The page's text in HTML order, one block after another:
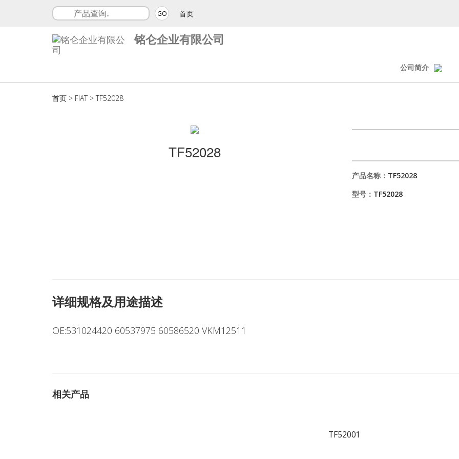
GO 首页
铭仑企业有限公司
公司简介
首页 > FIAT > TF52028
TF52028
产品名称： TF52028
型号： TF52028
详细规格及用途描述
OE:531024420 60537975 60586520 VKM12511
相关产品
TF52001